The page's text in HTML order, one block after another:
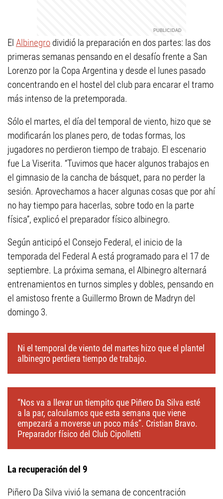
El Albinegro dividió la preparación en dos partes: las dos
primeras semanas pensando en el desafío frente a San
Lorenzo por la Copa Argentina y desde el lunes pasado
concentrando en el hostel del club para encarar el tramo
más intenso de la pretemporada.
Sólo el martes, el día del temporal de viento, hizo que se
modificarán los planes pero, de todas formas, los
jugadores no perdieron tiempo de trabajo. El escenario
fue La Viserita. “Tuvimos que hacer algunos trabajos en
el gimnasio de la cancha de básquet, para no perder la
sesión. Aprovechamos a hacer algunas cosas que por ahí
no hay tiempo para hacerlas, sobre todo en la parte
física”, explicó el preparador físico albinegro.
Según anticipó el Consejo Federal, el inicio de la
temporada del Federal A está programado para el 17 de
septiembre. La próxima semana, el Albinegro alternará
entrenamientos en turnos simples y dobles, pensando en
el amistoso frente a Guillermo Brown de Madryn del
domingo 3.
Ni el temporal de viento del martes hizo que el plantel
albinegro perdiera tiempo de trabajo.
“Nos va a llevar un tiempito que Piñero Da Silva esté
a la par, calculamos que esta semana que viene
empezará a moverse un poco más”. Cristian Bravo.
Preparador físico del Club Cipolletti
La recuperación del 9
Piñero Da Silva vivió la semana de concentración